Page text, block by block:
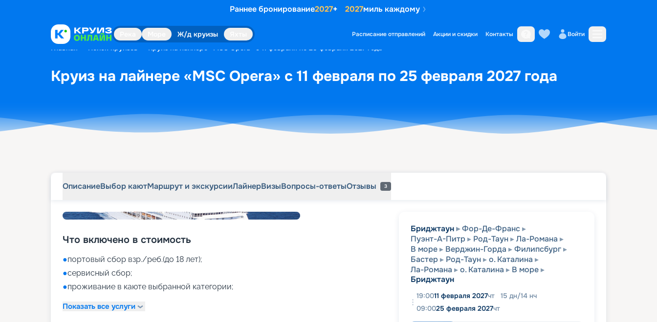
Раннее бронирование2027+ 2027миль каждому
Ж/д круизы Расписание отправлений Акции и скидки Контакты Войти
Главная Поиск круизов Круиз на лайнере «MSC Opera» с 11 февраля по 25 февраля 2027 года
Круиз на лайнере «MSC Opera» с 11 февраля по 25 февраля 2027 года
ОписаниеВыбор каютМаршрут и экскурсииЛайнерВизыВопросы-ответыОтзывы 3
Что включено в стоимость
●портовый сбор взр./реб.(до 18 лет);
●сервисный сбор;
●проживание в каюте выбранной категории;
Показать все услуги
Бриджтаун
Фор-Де-Франс
Пуэнт-А-Питр
Род-Таун
Ла-Романа
В море
Верджин-Горда
Филипсбург
Бастер
Род-Таун
о. Каталина
Ла-Романа
о. Каталина
В море
Бриджтаун
19:0011 февраля 2027чт 15 дн/14 нч
09:0025 февраля 2027чт